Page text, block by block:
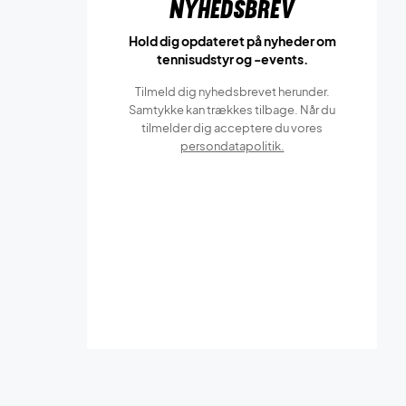
Nyhedsbrev
Hold dig opdateret på nyheder om
tennisudstyr og -events.
Tilmeld dig nyhedsbrevet herunder.
Samtykke kan trækkes tilbage. Når du
tilmelder dig acceptere du vores
persondatapolitik.